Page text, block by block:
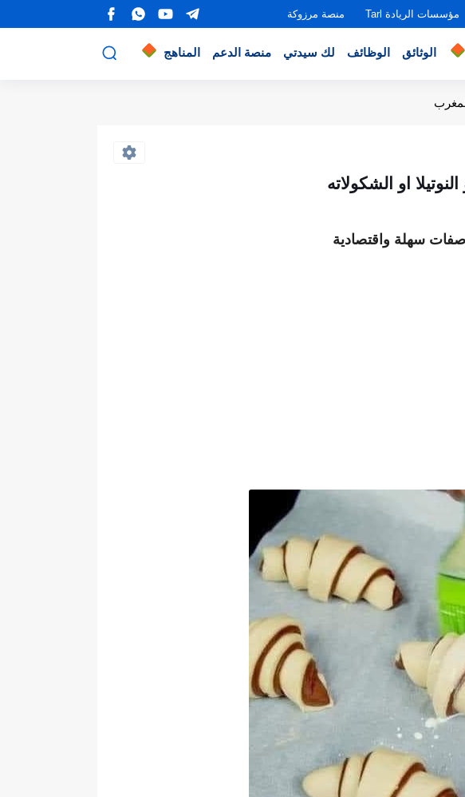
مؤسسات الريادة Tarl منصة مرزوكة
الوثائق الوظائف لك سيدتي منصة الدعم المناهج
او الشكولاته
سهلة واقتصادية